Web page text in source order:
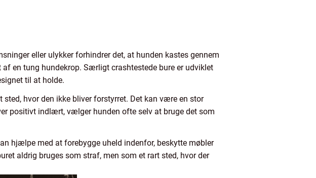
eller ulykker forhindrer det, at hunden kastes gennem
en tung hundekrop. Særligt crashtestede bure er udviklet
til at holde.
hvor den ikke bliver forstyrret. Det kan være en stor
positivt indlært, vælger hunden ofte selv at bruge det som
hjælpe med at forebygge uheld indenfor, beskytte møbler
aldrig bruges som straf, men som et rart sted, hvor der